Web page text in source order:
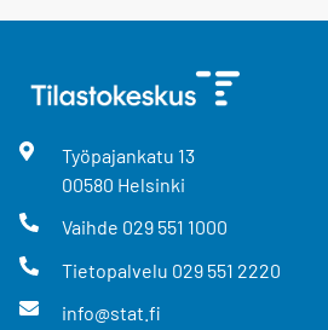
Työpajankatu 13
00580 Helsinki
Vaihde 029 551 1000
Tietopalvelu 029 551 2220
info@stat.fi